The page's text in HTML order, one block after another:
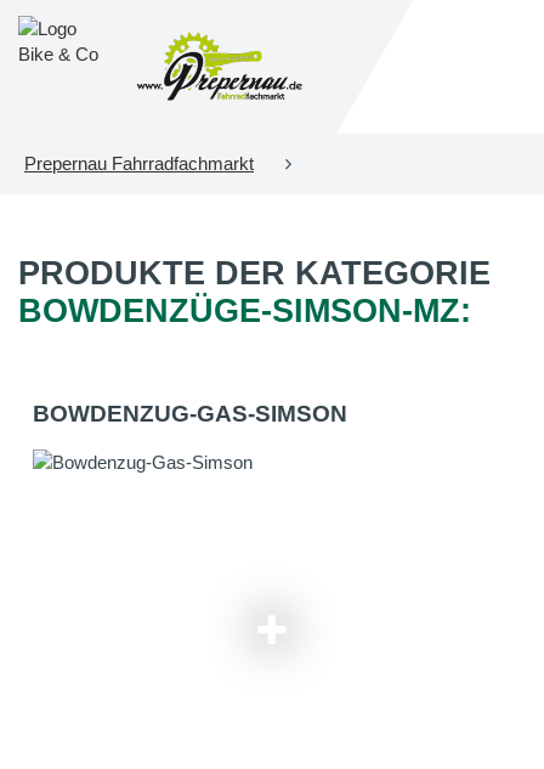
Prepernau Fahrradfachmarkt
PRODUKTE DER KATEGORIE
BOWDENZÜGE-SIMSON-MZ:
BOWDENZUG-GAS-SIMSON